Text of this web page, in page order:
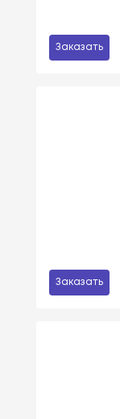
Заказать
Заказать